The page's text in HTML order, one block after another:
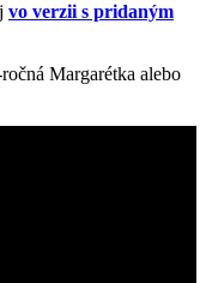
vo verzii s pridaným
Margarétka alebo